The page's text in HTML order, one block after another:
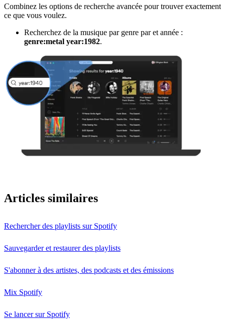
Combinez les options de recherche avancée pour trouver exactement
ce que vous voulez.
Recherchez de la musique par genre par et année :
genre:metal year:1982.
Articles similaires
Rechercher des playlists sur Spotify
Sauvegarder et restaurer des playlists
S'abonner à des artistes, des podcasts et des émissions
Mix Spotify
Se lancer sur Spotify